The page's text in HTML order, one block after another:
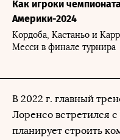
Как игроки
Америки-2024
Кордоба, Кастаньо и
Месси в финале турнира
В 2022 г. главный
Лоренсо встретился
планирует строить